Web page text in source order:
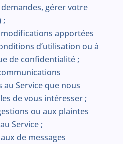
gérer votre
;
apportées
d’utilisation ou à
de confidentialité ;
Service que nous
de vous intéresser ;
ou aux plaintes
Service ;
de messages